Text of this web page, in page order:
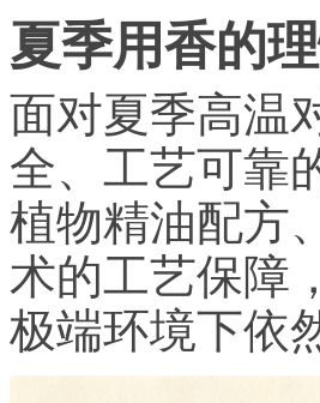
夏季用香的
面对夏季高温
全、工艺可靠
植物精油配方
术的工艺保障
极端环境下依